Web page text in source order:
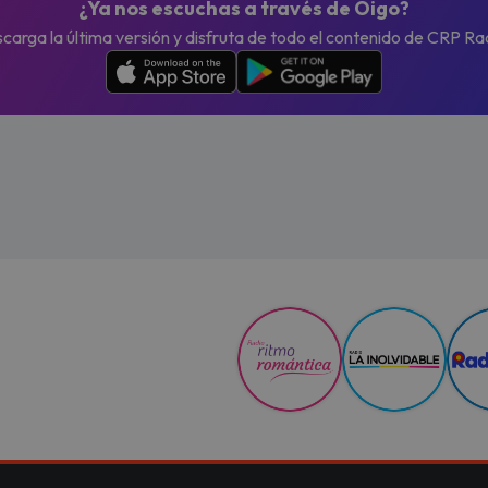
¿Ya nos escuchas a través de Oigo?
la última versión y disfruta de todo el contenido de CRP